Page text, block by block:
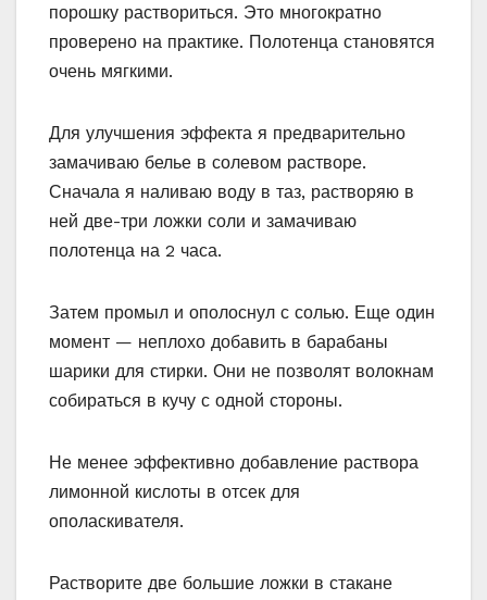
порошку раствориться. Это многократно
проверено на практике. Полотенца становятся
очень мягкими.
Для улучшения эффекта я предварительно
замачиваю белье в солевом растворе.
Сначала я наливаю воду в таз, растворяю в
ней две-три ложки соли и замачиваю
полотенца на 2 часа.
Затем промыл и ополоснул с солью. Еще один
момент — неплохо добавить в барабаны
шарики для стирки. Они не позволят волокнам
собираться в кучу с одной стороны.
Не менее эффективно добавление раствора
лимонной кислоты в отсек для
ополаскивателя.
Растворите две большие ложки в стакане